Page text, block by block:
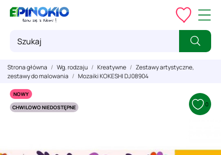
Strona główna Wg. rodzaju Kreatywne
Zestawy artystyczne,
zestawy do malowania
Mozaiki KOKESHI DJ08904
NOWY
CHWILOWO NIEDOSTĘPNE
0